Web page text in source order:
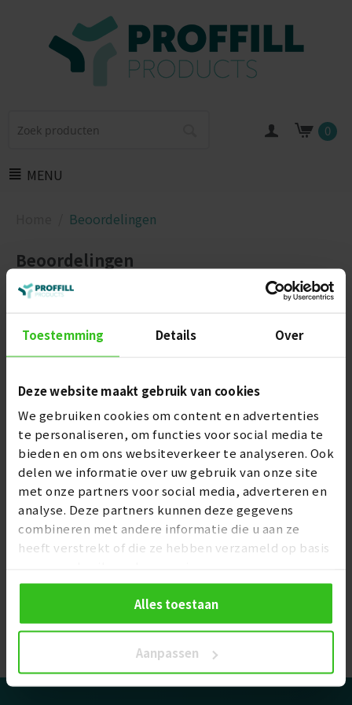
Toestemming Details Over
Deze website maakt gebruik van cookies
We gebruiken cookies om content en advertenties
te personaliseren, om functies voor social media te
bieden en om ons websiteverkeer te analyseren. Ook
delen we informatie over uw gebruik van onze site
met onze partners voor social media, adverteren en
analyse. Deze partners kunnen deze gegevens
combineren met andere informatie die u aan ze
heeft verstrekt of die ze hebben verzameld op basis
Alles toestaan
Aanpassen
0
MENU
Beoordelingen
Beoordelingen
Zeer blij met de support van Sanifix. Ik kreeg de
schade zelf niet verholpen maar na wat uitleg ging
Janneke
03/06/2019, 18:32
Binnen no-time de scheur in onze badkuip zelf
verholpen.
Roy Dekker
Schrijf een beoordeling